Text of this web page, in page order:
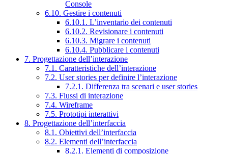
Console
6.10. Gestire i contenuti
6.10.1. L’inventario dei contenuti
6.10.2. Revisionare i contenuti
6.10.3. Migrare i contenuti
6.10.4. Pubblicare i contenuti
7. Progettazione dell’interazione
7.1. Caratteristiche dell’interazione
7.2. User stories per definire l’interazione
7.2.1. Differenza tra scenari e user stories
7.3. Flussi di interazione
7.4. Wireframe
7.5. Prototipi interattivi
8. Progettazione dell’interfaccia
8.1. Obiettivi dell’interfaccia
8.2. Elementi dell’interfaccia
8.2.1. Elementi di composizione